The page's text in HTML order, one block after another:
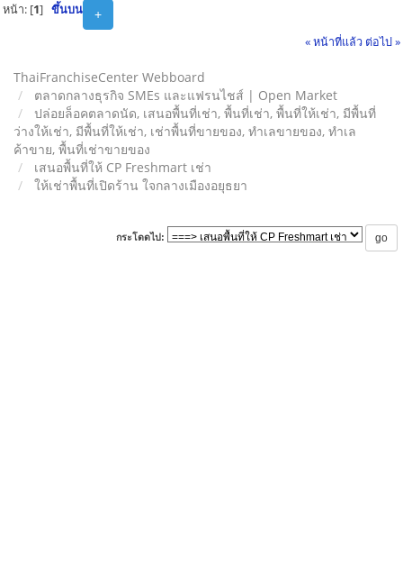
+
หน้า: [1] ขึ้นบน
« หน้าที่แล้ว ต่อไป »
ThaiFranchiseCenter Webboard
ตลาดกลางธุรกิจ SMEs และแฟรนไชส์ | Open Market
ปล่อยล็อคตลาดนัด, เสนอพื้นที่เช่า, พื้นที่เช่า, พื้นที่ให้เช่า, มีพื้นที่
ว่างให้เช่า, มีพื้นที่ให้เช่า, เช่าพื้นที่ขายของ, ทําเลขายของ, ทำเล
ค้าขาย, พื้นที่เช่าขายของ
เสนอพื้นที่ให้ CP Freshmart เช่า
ให้เช่าพื้นที่เปิดร้าน ใจกลางเมืองอยุธยา
กระโดดไป: